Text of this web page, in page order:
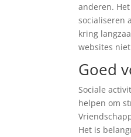
anderen.
socialiseren
kring
websites
Goed
Sociale
helpen om
Het is